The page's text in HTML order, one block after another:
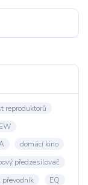
reproduktorů
domácí kino
předzesilovač
převodník
EQ